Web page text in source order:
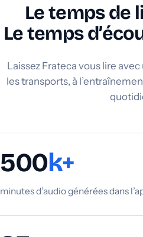
Le temps de
Le temps
Laissez Frateca vous lire
les transports, à
500k+
minutes d’audio générées dans